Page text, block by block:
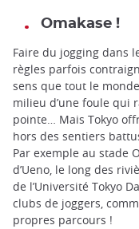
Omakase !
Faire du jogging dans
règles parfois
sens que tout le
milieu d’une foule qui
pointe… Mais Tokyo
hors des sentiers
Par exemple au stade
d’Ueno, le long des
de l’Université Tokyo
clubs de joggers,
propres parcours !